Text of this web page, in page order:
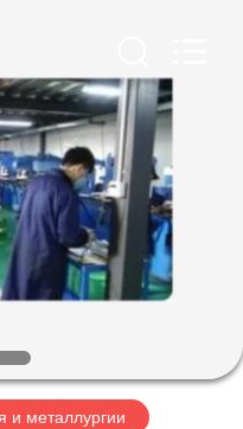
и металлургии